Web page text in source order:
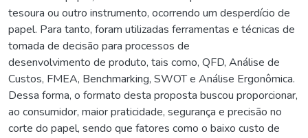
tesoura ou outro instrumento, ocorrendo um desperdício de
papel. Para tanto, foram utilizadas ferramentas e técnicas de
tomada de decisão para processos de
desenvolvimento de produto, tais como, QFD, Análise de
Custos, FMEA, Benchmarking, SWOT e Análise Ergonômica.
Dessa forma, o formato desta proposta buscou proporcionar,
ao consumidor, maior praticidade, segurança e precisão no
corte do papel, sendo que fatores como o baixo custo de